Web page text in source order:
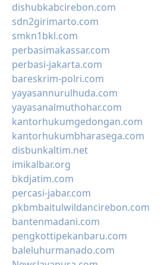
dishubkabcirebon.com
sdn2girimarto.com
smkn1bkl.com
perbasimakassar.com
perbasi-jakarta.com
bareskrim-polri.com
yayasannurulhuda.com
yayasanalmuthohar.com
kantorhukumgedongan.com
kantorhukumbharasega.com
disbunkaltim.net
imikalbar.org
bkdjatim.com
percasi-jabar.com
pkbmbaitulwildancirebon.com
bantenmadani.com
pengkottipekanbaru.com
baleluhurmanado.com